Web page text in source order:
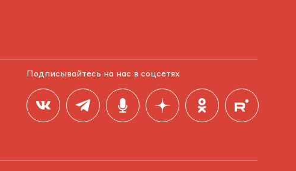
Подписывайтесь на нас в соцсетях